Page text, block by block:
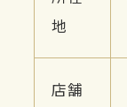
地
店舗